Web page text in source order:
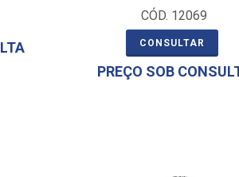
CÓD. 12069
CONSULTAR
PREÇO SOB